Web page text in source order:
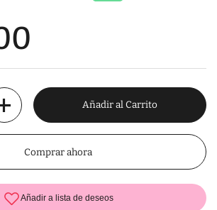
Añadir al Carrito
Comprar ahora